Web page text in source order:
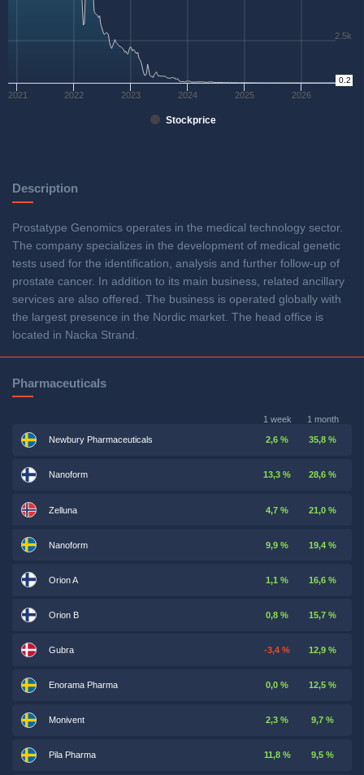
Stockprice
2021 2022 2023 2024 2025 2026
0
2.5k
0.2
Description
Prostatype Genomics operates in the medical technology sector.
The company specializes in the development of medical genetic
tests used for the identification, analysis and further follow-up of
prostate cancer. In addition to its main business, related ancillary
services are also offered. The business is operated globally with
the largest presence in the Nordic market. The head office is
located in Nacka Strand.
Pharmaceuticals
1 week 1 month
Newbury Pharmaceuticals 2,6 % 35,8 %
Nanoform 13,3 % 28,6 %
Zelluna 4,7 % 21,0 %
Nanoform 9,9 % 19,4 %
Orion A 1,1 % 16,6 %
Orion B 0,8 % 15,7 %
Gubra -3,4 % 12,9 %
Enorama Pharma 0,0 % 12,5 %
Monivent 2,3 % 9,7 %
Pila Pharma 11,8 % 9,5 %